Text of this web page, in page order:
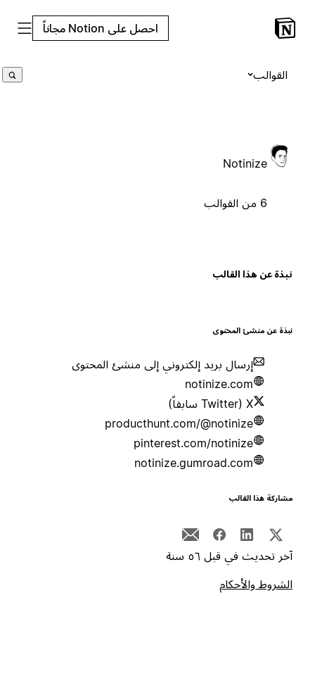
احصل على Notion مجاناً
القوالب
Notinize
عن هذا القالب
عن منشئ المحتوى
إرسال بريد إلكتروني إلى منشئ المحتوى
notinize.com
producthunt.com/@notinize
pinterest.com/notinize
notinize.gumroad.com
هذا القالب
تحديث في قبل ٥٦ سنة
والأحكام